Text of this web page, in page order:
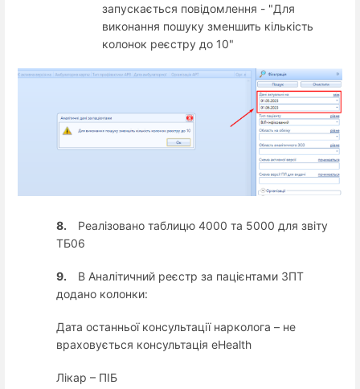
запускається повідомлення - "Для
виконання пошуку зменшить кількість
колонок реєстру до 10"
8.
Реалізовано таблицю 4000 та 5000 для звіту
ТБ06
9.
В Аналітичний реєстр за пацієнтами ЗПТ
додано колонки:
Дата останньої консультації нарколога – не
враховується консультація eHealth
Лікар – ПІБ